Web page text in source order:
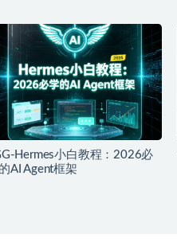
Hermes小白教程：2026必
AI Agent框架